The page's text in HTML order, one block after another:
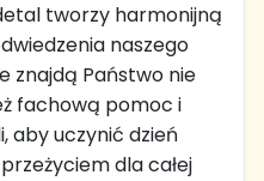
tworzy harmonijną
naszego
znajdą Państwo nie
fachową pomoc i
aby uczynić dzień
dla całej